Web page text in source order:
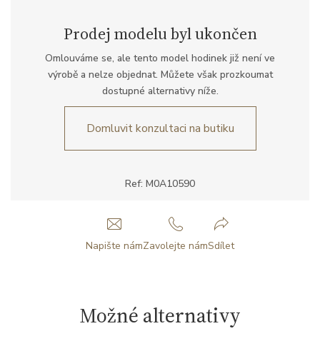
Ref: M0A10590
Prodej modelu byl ukončen
Omlouváme se, ale tento model hodinek již není ve
výrobě a nelze objednat. Můžete však prozkoumat
dostupné alternativy níže.
Domluvit konzultaci na butiku
Napište námZavolejte námSdílet
Možné alternativy